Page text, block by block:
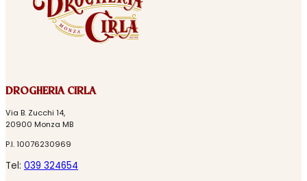
DROGHERIA CIRLA
Via B. Zucchi 14,
20900 Monza MB
P.I. 10076230969
Tel: 039 324654